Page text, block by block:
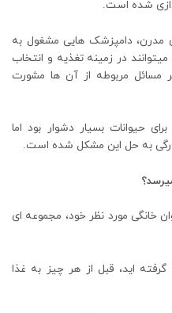
شده است.
مدرن، دامپزشک هایی مشغول به
در زمینه تغذیه و انتخاب
مسائل مربوطه از آن ها مشورت
حیوانات بسیار دشوار بود اما
به حل این مشکل شده است.
خانگی مورد نظر خود، مجموعه ای
اید، قبل از هر چیز به غذا